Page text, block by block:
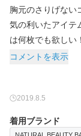
胸元のさりげな
気の利いたアイテ
は何枚でも欲しい！
コメントを表示
2019.8.5
着用ブランド
NATURAL BEAUTY